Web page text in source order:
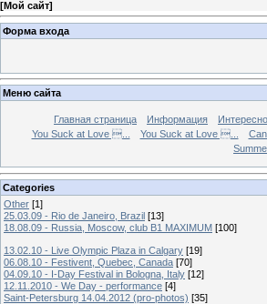
[Мой сайт]
Форма входа
Меню сайта
Главная страница Информация
You Suck at Love ...
You Suck at Love ...
Categories
Other [1]
25.03.09 - Rio de Janeiro, Brazil [13]
18.08.09 - Russia, Moscow, club B1 MAXIMUM [100]
13.02.10 - Live Olympic Plaza in Calgary [19]
06.08.10 - Festivent, Quebec, Canada [70]
04.09.10 - I-Day Festival in Bologna, Italy [12]
12.11.2010 - We Day - performance [4]
Saint-Petersburg 14.04.2012 (pro-photos) [35]